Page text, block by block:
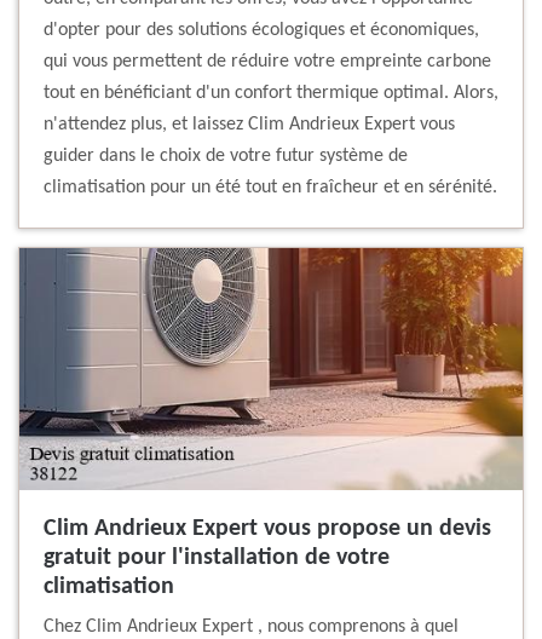
d'opter pour des solutions écologiques et économiques,
qui vous permettent de réduire votre empreinte carbone
tout en bénéficiant d'un confort thermique optimal. Alors,
n'attendez plus, et laissez Clim Andrieux Expert vous
guider dans le choix de votre futur système de
climatisation pour un été tout en fraîcheur et en sérénité.
Clim Andrieux Expert vous propose un devis
gratuit pour l'installation de votre
climatisation
Chez Clim Andrieux Expert , nous comprenons à quel